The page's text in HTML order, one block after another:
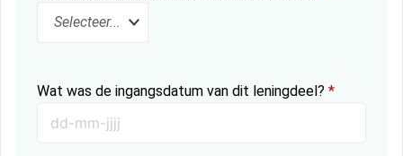
Selecteer...
Wat was de ingangsdatum van dit leningdeel? *